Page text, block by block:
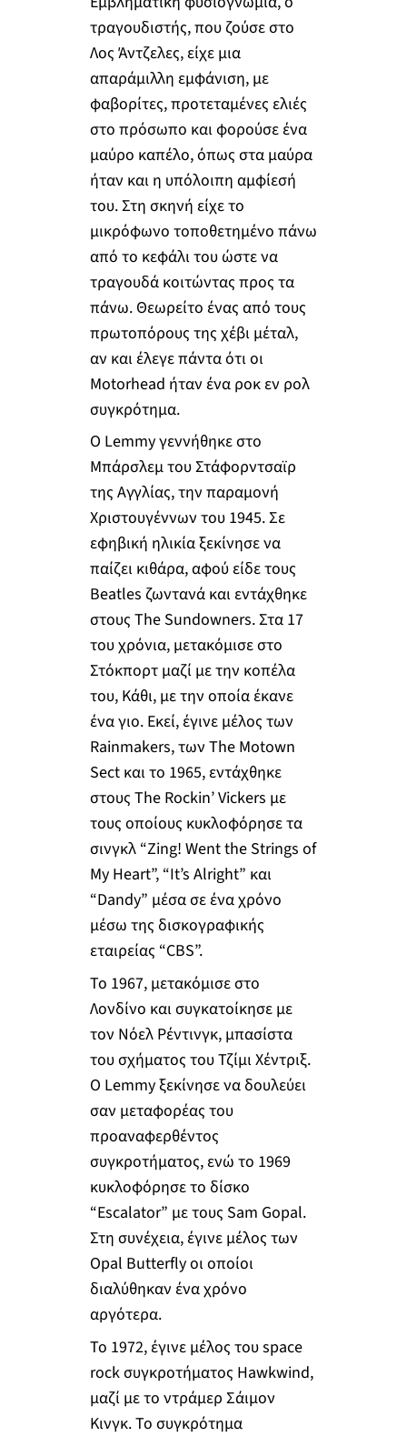
τραγουδιστής, που ζούσε στο
Λος Άντζελες, είχε μια
απαράμιλλη εμφάνιση, με
φαβορίτες, προτεταμένες ελιές
στο πρόσωπο και φορούσε ένα
μαύρο καπέλο, όπως στα μαύρα
ήταν και η υπόλοιπη αμφίεσή
του. Στη σκηνή είχε το
μικρόφωνο τοποθετημένο πάνω
από το κεφάλι του ώστε να
τραγουδά κοιτώντας προς τα
πάνω. Θεωρείτο ένας από τους
πρωτοπόρους της χέβι μέταλ,
αν και έλεγε πάντα ότι οι
Motorhead ήταν ένα ροκ εν ρολ
συγκρότημα.
Ο Lemmy γεννήθηκε στο
Μπάρσλεμ του Στάφορντσαϊρ
της Αγγλίας, την παραμονή
Χριστουγέννων του 1945. Σε
εφηβική ηλικία ξεκίνησε να
παίζει κιθάρα, αφού είδε τους
Beatles ζωντανά και εντάχθηκε
στους The Sundowners. Στα 17
του χρόνια, μετακόμισε στο
Στόκπορτ μαζί με την κοπέλα
του, Κάθι, με την οποία έκανε
ένα γιο. Εκεί, έγινε μέλος των
Rainmakers, των The Motown
Sect και το 1965, εντάχθηκε
στους The Rockin’ Vickers με
τους οποίους κυκλοφόρησε τα
σινγκλ “Zing! Went the Strings of
My Heart”, “It’s Alright” και
“Dandy” μέσα σε ένα χρόνο
μέσω της δισκογραφικής
εταιρείας “CBS”.
Το 1967, μετακόμισε στο
Λονδίνο και συγκατοίκησε με
τον Νόελ Ρέντινγκ, μπασίστα
του σχήματος του Τζίμι Χέντριξ.
Ο Lemmy ξεκίνησε να δουλεύει
σαν μεταφορέας του
προαναφερθέντος
συγκροτήματος, ενώ το 1969
κυκλοφόρησε το δίσκο
“Escalator” με τους Sam Gopal.
Στη συνέχεια, έγινε μέλος των
Opal Butterfly οι οποίοι
διαλύθηκαν ένα χρόνο
αργότερα.
Το 1972, έγινε μέλος του space
rock συγκροτήματος Hawkwind,
μαζί με το ντράμερ Σάιμον
Κινγκ. Το συγκρότημα